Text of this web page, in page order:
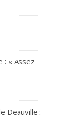
: « Assez
Deauville :